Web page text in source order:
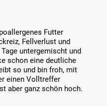
stars
Futter
Fellverlust und
untergemischt und
schon eine deutliche
so und bin froh, mit
einen Volltreffer
aber ganz schön hoch.